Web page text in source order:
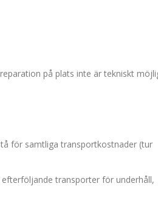
på plats inte är tekniskt
för samtliga transportkostnader (tur
transporter för underhåll,